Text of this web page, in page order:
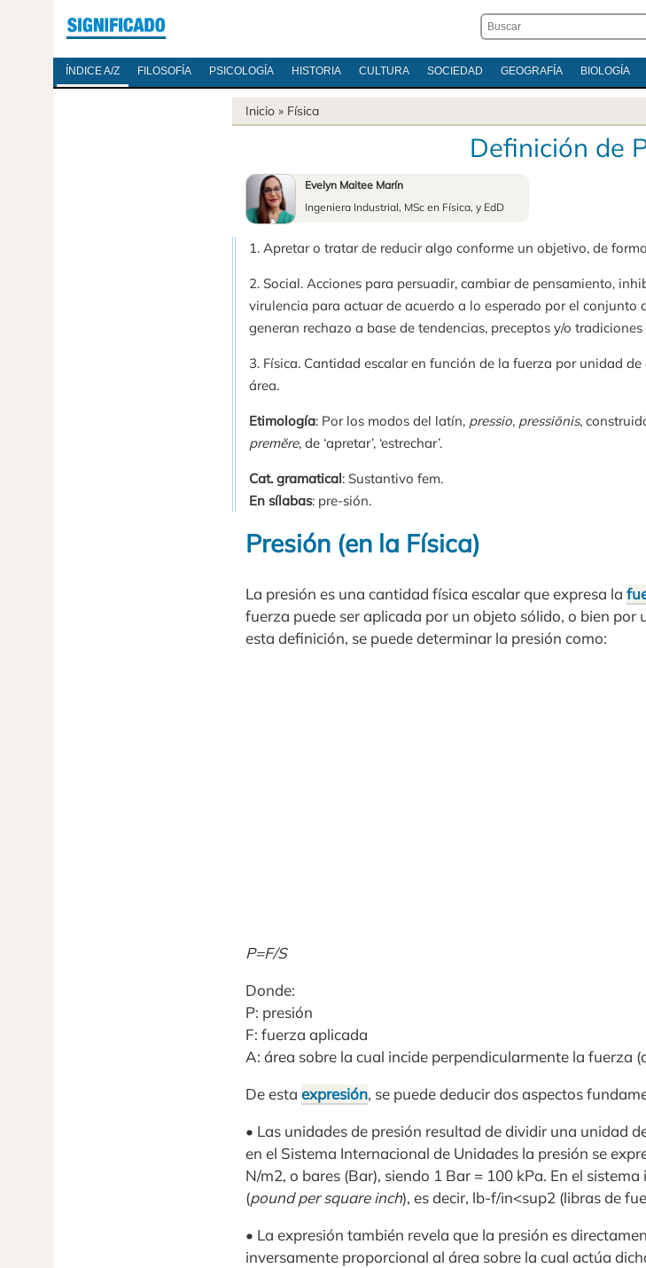
ÍNDICE A/Z FILOSOFÍA PSICOLOGÍA HISTORIA CULTURA SOCIEDAD GEOGRAFÍA BIOLOGÍA
Inicio » Física
Definición de
Evelyn Maitee Marín
Ingeniera Industrial, MSc en Física, y EdD
1. Apretar o tratar de reducir algo conforme un objetivo, de
2. Social. Acciones para persuadir, cambiar de pensamiento,
virulencia para actuar de acuerdo a lo esperado por el conjunto
generan rechazo a base de tendencias, preceptos y/o
3. Física. Cantidad escalar en función de la fuerza por unidad
área.
Etimología: Por los modos del latín, pressio, pressiōnis,
premĕre, de ‘apretar’, ‘estrechar’.
Cat. gramatical: Sustantivo fem.
En sílabas: pre-sión.
Presión (en la Física)
La presión es una cantidad física escalar que expresa la
fuerza puede ser aplicada por un objeto sólido, o bien por
esta definición, se puede determinar la presión como:
P=F/S
Donde:
P: presión
F: fuerza aplicada
A: área sobre la cual incide perpendicularmente la fuerza
De esta expresión, se puede deducir dos aspectos
• Las unidades de presión resultad de dividir una unidad
en el Sistema Internacional de Unidades la presión se
N/m2, o bares (Bar), siendo 1 Bar = 100 kPa. En el
(pound per square inch), es decir, lb-f/in<sup2 (libras de
• La expresión también revela que la presión es
inversamente proporcional al área sobre la cual actúa